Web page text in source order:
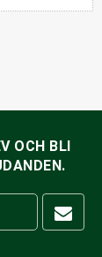
OCH BLI